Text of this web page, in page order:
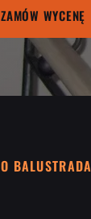
ZAMÓW WYCENĘ
O